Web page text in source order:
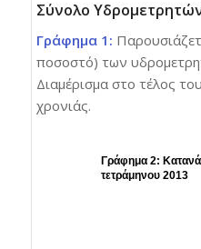
Σύνολο
Γράφημα 1:
ποσοστό) των
Διαμέρισμα στο τέλος
χρονιάς.
Γράφημα 2:
τετράμηνου 2013